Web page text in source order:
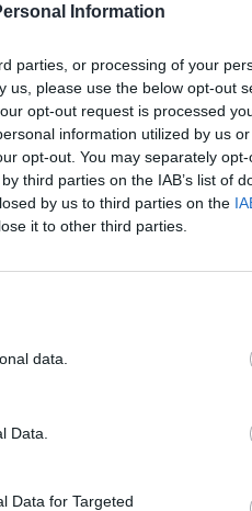
Information
parties, or processing of your
us, please use the below opt-out
opt-out request is processed
information utilized by us
opt-out. You may separately
third parties on the IAB’s list of
by us to third parties on the
it to other third parties.
data.
Data.
Data for Targeted
positiva: Barcelona
a conèixer la ciutat arreu